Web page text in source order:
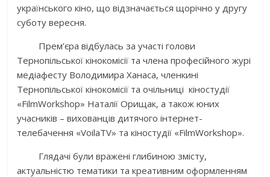
українського кіно, що відзначається щорічно у другу
суботу вересня.
Прем’єра відбулась за участі голови
Тернопільської кінокомісії та члена професійного журі
медіафесту Володимира Ханаса, членкині
Тернопільської кінокомісії та очільниці кіностудії
«FilmWorkshop» Наталії Орищак, а також юних
учасників – вихованців дитячого інтернет-
телебачення «VoilaTV» та кіностудії «FilmWorkshop».
Глядачі були вражені глибиною змісту,
актуальністю тематики та креативним оформленням